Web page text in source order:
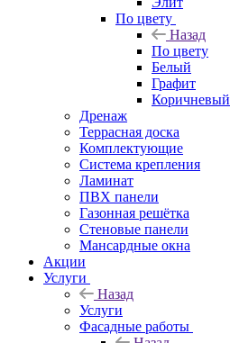
По цвету
Назад
По цвету
Белый
Графит
Коричневый
Дренаж
Террасная доска
Комплектующие
Система крепления
Ламинат
ПВХ панели
Газонная решётка
Стеновые панели
Мансардные окна
Акции
Услуги
Назад
Услуги
Фасадные работы